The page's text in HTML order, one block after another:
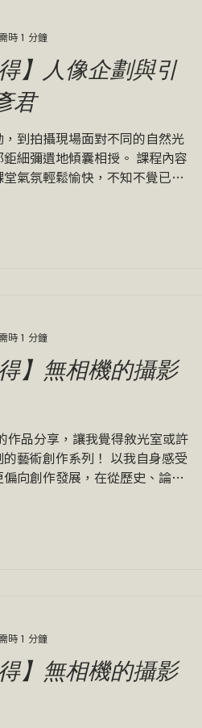
】人像企劃與引
君
到拍攝現場面對不同的自然光
細彌遺地傾囊相授。 課程內容
氣氛輕鬆愉快，不知不覺已經
時 1 分鐘
】無相機的攝影
作品分享，讓我覺得敘光室或許
藝術創作系列！ 以我自身感受
向創作發展，在從歷史、論述
時 1 分鐘
】無相機的攝影
時 1 分鐘